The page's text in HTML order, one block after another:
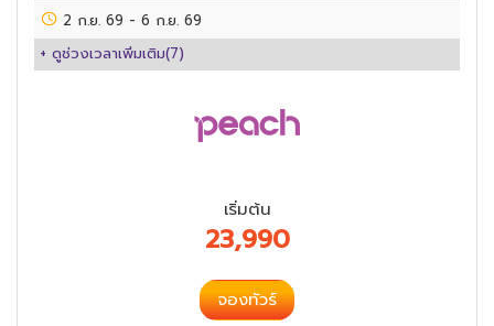
2 ก.ย. 69 - 6 ก.ย. 69
+ ดูช่วงเวลาเพิ่มเติม(7)
เริ่มต้น
23,990
จองทัวร์